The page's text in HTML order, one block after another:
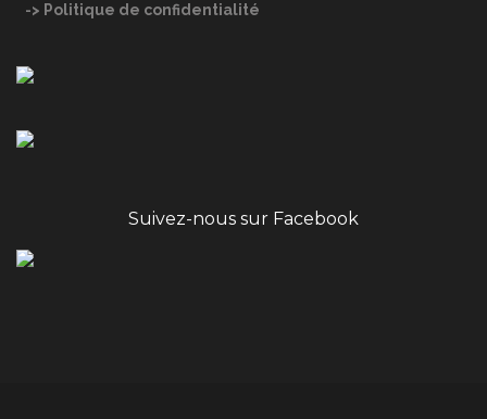
-> Politique de confidentialité
Suivez-nous sur Facebook